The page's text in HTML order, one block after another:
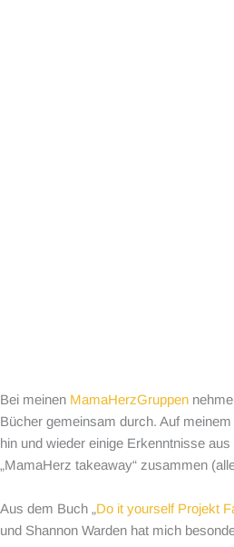
Bei meinen MamaHerzGruppen
Bücher gemeinsam durch. Auf
hin und wieder einige Erkenntnisse
„MamaHerz takeaway“ zusammen
Aus dem Buch „Do it yourself Projekt
und Shannon Warden hat mich